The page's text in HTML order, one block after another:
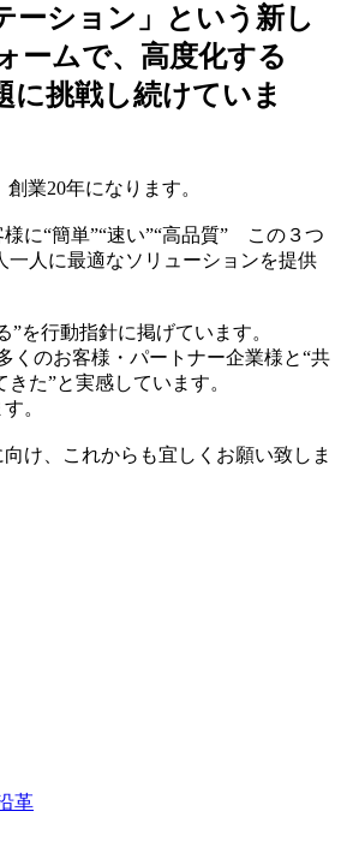
ーション」という新し
ームで、高度化する
に挑戦し続けていま
業20年になります。
に“簡単”“速い”“高品質” この３つ
一人に最適なソリューションを提供
”を行動指針に掲げています。
くのお客様・パートナー企業様と“共
た”と実感しています。
。
け、これからも宜しくお願い致しま
革